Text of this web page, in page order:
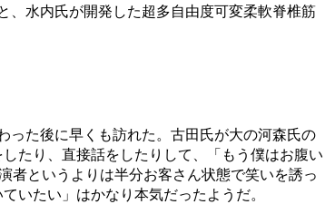
、水内氏が開発した超多自由度可変柔軟脊椎筋
た後に早くも訪れた。古田氏が大の河森氏の
たり、直接話をしたりして、「もう僕はお腹い
者というよりは半分お客さん状態で笑いを誘っ
いたい」はかなり本気だったようだ。